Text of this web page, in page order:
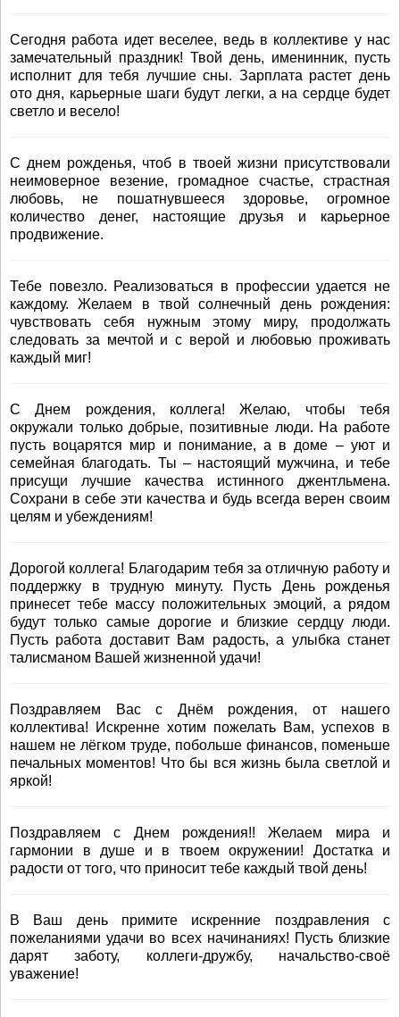
Сегодня работа идет веселее, ведь в коллективе у нас
замечательный праздник! Твой день, именинник, пусть
исполнит для тебя лучшие сны. Зарплата растет день
ото дня, карьерные шаги будут легки, а на сердце будет
светло и весело!
С днем рожденья, чтоб в твоей жизни присутствовали
неимоверное везение, громадное счастье, страстная
любовь, не пошатнувшееся здоровье, огромное
количество денег, настоящие друзья и карьерное
продвижение.
Тебе повезло. Реализоваться в профессии удается не
каждому. Желаем в твой солнечный день рождения:
чувствовать себя нужным этому миру, продолжать
следовать за мечтой и с верой и любовью проживать
каждый миг!
С Днем рождения, коллега! Желаю, чтобы тебя
окружали только добрые, позитивные люди. На работе
пусть воцарятся мир и понимание, а в доме – уют и
семейная благодать. Ты – настоящий мужчина, и тебе
присущи лучшие качества истинного джентльмена.
Сохрани в себе эти качества и будь всегда верен своим
целям и убеждениям!
Дорогой коллега! Благодарим тебя за отличную работу и
поддержку в трудную минуту. Пусть День рожденья
принесет тебе массу положительных эмоций, а рядом
будут только самые дорогие и близкие сердцу люди.
Пусть работа доставит Вам радость, а улыбка станет
талисманом Вашей жизненной удачи!
Поздравляем Вас с Днём рождения, от нашего
коллектива! Искренне хотим пожелать Вам, успехов в
нашем не лёгком труде, побольше финансов, поменьше
печальных моментов! Что бы вся жизнь была светлой и
яркой!
Поздравляем с Днем рождения!! Желаем мира и
гармонии в душе и в твоем окружении! Достатка и
радости от того, что приносит тебе каждый твой день!
В Ваш день примите искренние поздравления с
пожеланиями удачи во всех начинаниях! Пусть близкие
дарят заботу, коллеги-дружбу, начальство-своё
уважение!